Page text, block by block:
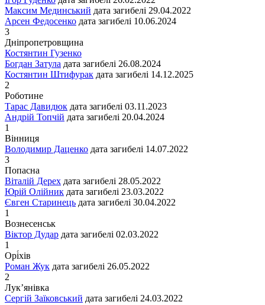
Максим Мединський дата загибелі 29.04.2022
Арсен Федосенко дата загибелі 10.06.2024
3
Дніпропетровщина
Костянтин Гузенко
Богдан Затула дата загибелі 26.08.2024
Костянтин Штифурак дата загибелі 14.12.2025
2
Роботине
Тарас Давидюк дата загибелі 03.11.2023
Андрій Топчій дата загибелі 20.04.2024
1
Вінниця
Володимир Даценко дата загибелі 14.07.2022
3
Попасна
Віталій Дерех дата загибелі 28.05.2022
Юрій Олійник дата загибелі 23.03.2022
Євген Старинець дата загибелі 30.04.2022
1
Вознесенськ
Віктор Дудар дата загибелі 02.03.2022
1
Орі́хів
Роман Жук дата загибелі 26.05.2022
2
Лук’янівка
Сергій Заїковський дата загибелі 24.03.2022